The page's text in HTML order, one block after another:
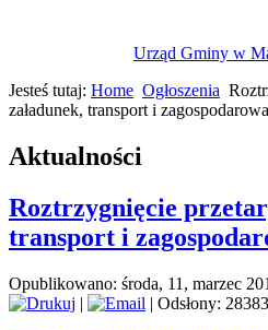
Urząd Gminy w
Jesteś tutaj: Home Ogłoszenia
załadunek, transport i
Aktualności
Roztrzygnięcie
transport i
Opublikowano: środa, 11, marzec
|
| Odsłony: 28383